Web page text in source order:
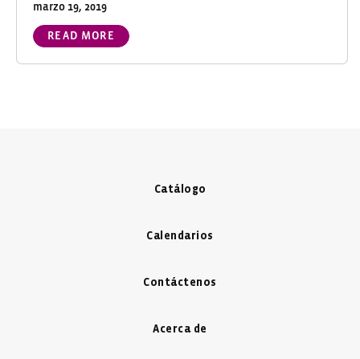
marzo 19, 2019
READ MORE
Catálogo
Calendarios
Contáctenos
Acerca de